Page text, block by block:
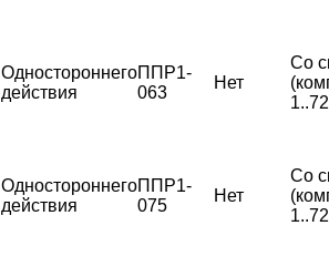
Одностороннего
действия
ППР1-
063
Нет
Со
Одностороннего
действия
ППР1-
075
Нет
Со